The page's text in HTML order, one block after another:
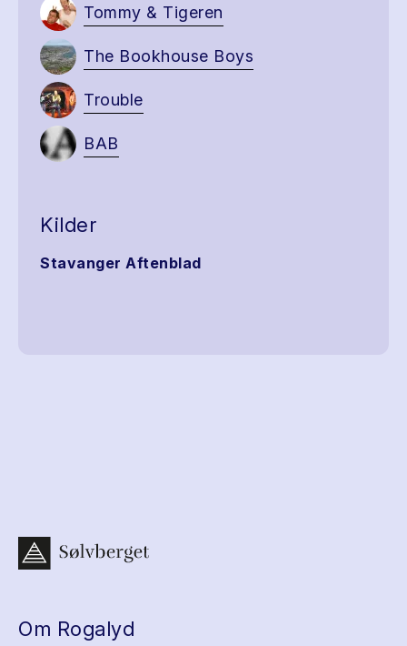
Tommy & Tigeren
The Bookhouse Boys
Trouble
BAB
Kilder
Stavanger Aftenblad
Om Rogalyd